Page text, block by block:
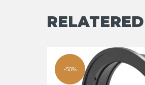
-50%